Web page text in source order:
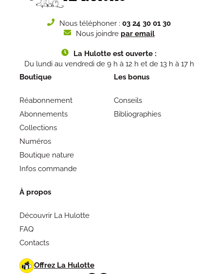
Nous téléphoner : 03 24 30 01 30
Nous joindre par email
La Hulotte est ouverte :
Du lundi au vendredi de 9 h à 12 h et de 13 h à 17 h
Boutique
Réabonnement
Abonnements
Collections
Numéros
Boutique nature
Infos commande
Les bonus
Conseils
Bibliographies
À propos
Découvrir La Hulotte
FAQ
Contacts
Offrez La Hulotte